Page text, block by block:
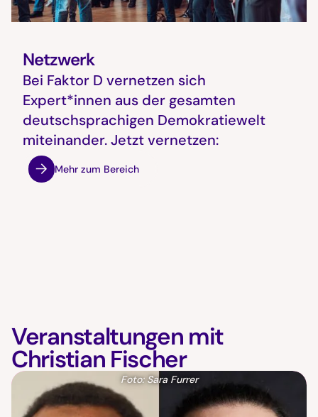
Netzwerk
Bei Faktor D vernetzen sich
Expert*innen aus der gesamten
deutschsprachigen Demokratiewelt
miteinander. Jetzt vernetzen:
Mehr zum Bereich
Veranstaltungen mit
Christian Fischer
Foto: Sara Furrer